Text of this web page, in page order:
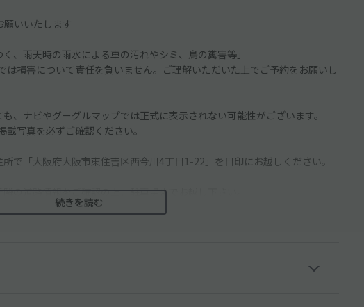
いいたします
、雨天時の雨水による車の汚れやシミ、鳥の糞害等」
損害について責任を負いません。ご理解いただいた上でご予約をお願いし
、ナビやグーグルマップでは正式に表示されない可能性がございます。
写真を必ずご確認ください。
で「大阪府大阪市東住吉区西今川4丁目1-22」を目印にお越しください。
の道路情報をご確認の上、駐車場までお越し下さい。
続きを読む